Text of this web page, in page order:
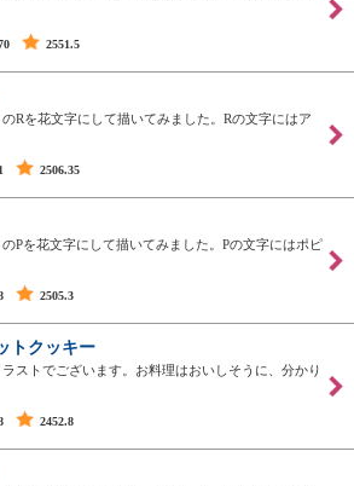
2551.5
Rを花文字にして描いてみました。Rの文字にはア
2506.35
Pを花文字にして描いてみました。Pの文字にはポピ
2505.3
トクッキー
ストでございます。お料理はおいしそうに、分かり
2452.8